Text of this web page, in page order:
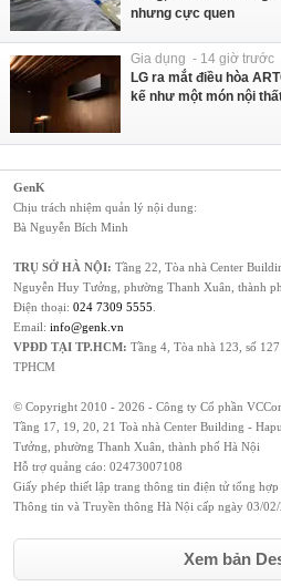
nhưng cực quen
Gia dụng - 14 giờ trước
LG ra mắt điều hòa
kế như một món nội
GenK
Chịu trách nhiệm quản lý nội dung:
Bà Nguyễn Bích Minh
TRỤ SỞ HÀ NỘI: Tầng 22, Tòa nhà Center
Nguyễn Huy Tưởng, phường Thanh Xuân, thành
Điện thoại: 024 7309 5555
Email: info@genk.vn
VPĐD TẠI TP.HCM: Tầng 4, Tòa nhà 123, số
TPHCM
© Copyright 2010 - 2026 - Công ty Cổ phần
Tầng 17, 19, 20, 21 Toà nhà Center Building -
Tưởng, phường Thanh Xuân, thành phố Hà Nội
Hỗ trợ quảng cáo: 02473007108
Giấy phép thiết lập trang thông tin điện tử tổng
Thông tin và Truyền thông Hà Nội cấp ngày 03/
Xem bản